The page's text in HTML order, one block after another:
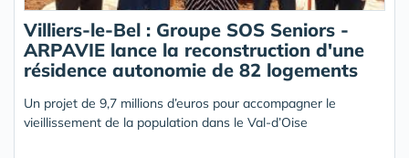
Villiers-le-Bel : Groupe SOS Seniors -
ARPAVIE lance la reconstruction d'une
résidence autonomie de 82 logements
Un projet de 9,7 millions d’euros pour accompagner le
vieillissement de la population dans le Val-d’Oise